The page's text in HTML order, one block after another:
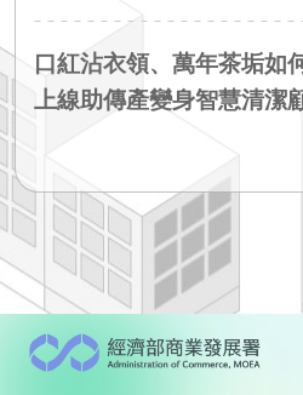
口紅沾衣領、萬年茶垢
上線助傳產變身智慧清潔